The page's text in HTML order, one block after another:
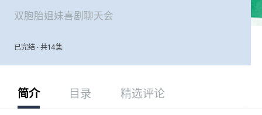
双胞胎姐妹喜剧聊天会
已完结 · 共14集
简介 目录 精选评论